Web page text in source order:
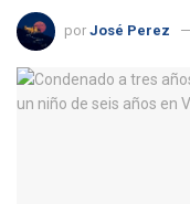
por José Perez